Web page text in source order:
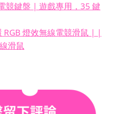
競鍵盤 | 遊戲專用，35 鍵
RGB 燈效無線電競滑鼠 | |
滑鼠